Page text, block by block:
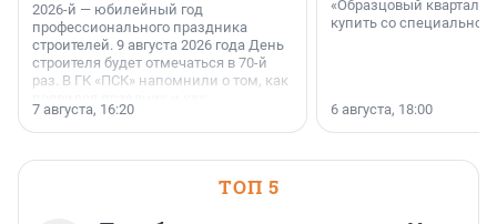
2026-й — юбилейный год
профессионального праздника
строителей. 9 августа 2026 года День
строителя будет отмечаться в 70-й
раз. В ГК «ПСК» напомнили о том, как
поменялась роль строительства.
7 августа, 16:20
«Образцовый квартал
купить со специальной
6 августа, 18:00
ТОП 5